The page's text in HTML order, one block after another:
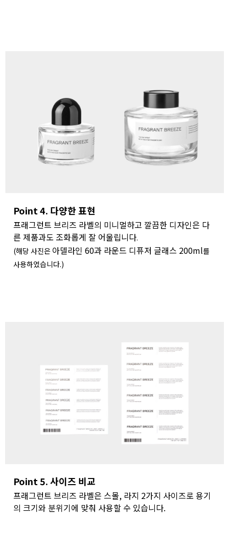
Point 4. 다양한 표현
프래그런트 브리즈 라벨의 미니멀하고 깔끔한 디자인은 다
른 제품과도 조화롭게 잘 어울립니다.
(해당 사진은 아델라인 60과 라운드 디퓨저 글래스 200ml를
사용하였습니다.)
Point 5. 사이즈 비교
프래그런트 브리즈 라벨은 스몰, 라지 2가지 사이즈로 용기
의 크기와 분위기에 맞춰 사용할 수 있습니다.